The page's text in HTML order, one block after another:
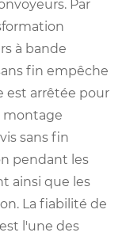
Par
à bande
fin empêche
est arrêtée pour
montage
sans fin
pendant les
ainsi que les
La fiabilité de
l'une des